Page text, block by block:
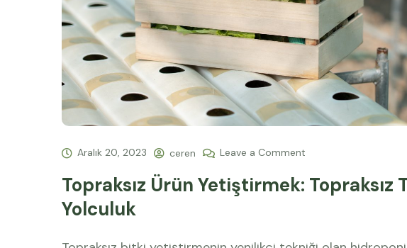
Aralık 20, 2023 ceren Leave a Comment
Topraksız Ürün Yetiştirmek: Topraksız
Yolculuk